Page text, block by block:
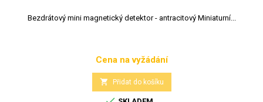
Bezdrátový mini magnetický detektor - antracitový Miniaturní...
Cena
Cena na vyžádání
 Přidat do košíku